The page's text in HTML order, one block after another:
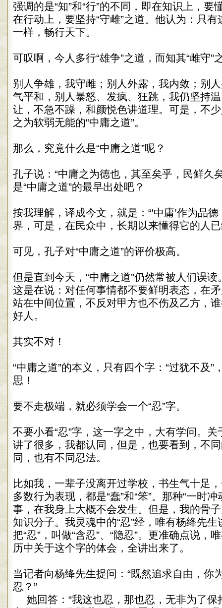
强调的是“知”和“行”的不同，即在知识上，要
在行动上，要坚持“守雌”之道。他认为：只
一样，畅行天下。
可叹啊，今人多行“雄争”之道，而知其“雌守”
别人争雄，我守雌；别人外露，我内敛；别
气平和，别人暴怒、发疯、狂跳，我仍坚持
让，不急不躁，和颜悦色讲道理。可是，不
之为软弱无能的“中庸之道”。
那么，究竟什么是“中庸之道”呢？
孔子说：“中庸之为德也，其至矣乎，民鲜久
是“中庸之道”的最早出处吧？
按我理解，译成今文，就是：“'中庸’作为品
界，可是，在民众中，长期以来懂得它的人
可见，孔子对“中庸之道”的评价极高。
但是直到今天，“中庸之道”仍然常被人们误
这是在说：对任何事情都不要鲜明表态，在
站在中间位置，不反对甲方也不伤及乙方，
好人。
其实不对！
“中庸之道”的本义，只有四个字：“过犹不及”
思！
要不走极端，就必须学会一个“忍”字。
不要小看“忍”字，这一字之中，大有学问。关
讲了很多，我都认同，但是，也要看到，不
同，也有不同忍法。
比如我，一辈子没离开过学校，书生气十足
多数行为表现，都是“蠢”和“笨”。那种“一时
事，在我身上大概不会发生。但是，我的骨
知识分子。我灵魂中的“忍”经，唯有杨绛先
把“忍”，叫做“含忍”、“隐忍”。更准确点说，
历中关于这个字的体会，全讲出来了。
当记者向杨绛先生提问：“既然追求自由，你
忍？”
她回答：“我这也忍，那也忍，无非为了